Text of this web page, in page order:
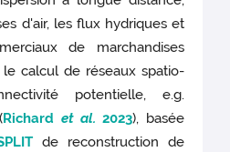
d'air, les flux hydriques et
de marchandises
calcul de réseaux spatio-
potentielle, e.g.
Richard et al. 2023), basée
de reconstruction de